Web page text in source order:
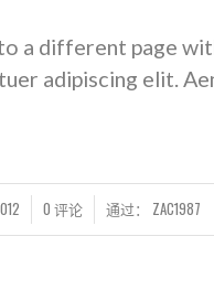
a different page
adipiscing elit.
0 评论 通过： ZAC1987